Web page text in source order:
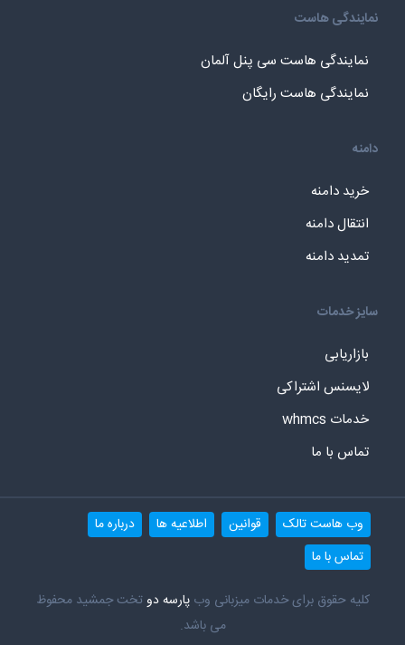
نمایندگی هاست
نمایندگی هاست سی پنل آلمان
نمایندگی هاست رایگان
دامنه
خرید دامنه
انتقال دامنه
تمدید دامنه
سایز خدمات
بازاریابی
لایسنس اشتراکی
خدمات whmcs
تماس با ما
وب هاست تالک قوانین اطلاعیه ها
درباره ما
تماس با ما
کلیه حقوق برای خدمات میزبانی وبپارسه دوتخت جمشید محفوظ
می باشد.